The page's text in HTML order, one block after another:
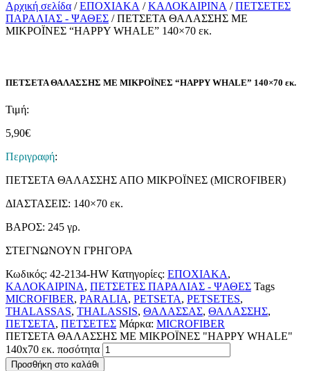
Αρχική σελίδα /ΕΠΟΧΙΑΚΑ /ΚΑΛΟΚΑΙΡΙΝΑ /ΠΕΤΣΕΤΕΣ
ΠΑΡΑΛΙΑΣ - ΨΑΘΕΣ / ΠΕΤΣΕΤΑ ΘΑΛΑΣΣΗΣ ΜΕ
ΜΙΚΡΟΪΝΕΣ “HAPPY WHALE” 140×70 εκ.
ΠΕΤΣΕΤΑ ΘΑΛΑΣΣΗΣ ΜΕ ΜΙΚΡΟΪΝΕΣ “HAPPY WHALE” 140×70 εκ.
Τιμή:
5,90€
Περιγραφή:
ΠΕΤΣΕΤΑ ΘΑΛΑΣΣΗΣ ΑΠΟ ΜΙΚΡΟΪΝΕΣ (MICROFIBER)
ΔΙΑΣΤΑΣΕΙΣ: 140×70 εκ.
ΒΑΡΟΣ: 245 γρ.
ΣΤΕΓΝΩΝΟΥΝ ΓΡΗΓΟΡΑ
Κωδικός: 42-2134-HW Κατηγορίες: ΕΠΟΧΙΑΚΑ,
ΚΑΛΟΚΑΙΡΙΝΑ, ΠΕΤΣΕΤΕΣ ΠΑΡΑΛΙΑΣ - ΨΑΘΕΣ Tags
MICROFIBER, PARALIA, PETSETA, PETSETES,
THALASSAS, THALASSIS, ΘΑΛΑΣΣAΣ, ΘΑΛΑΣΣΗΣ,
ΠΕΤΣΕΤΑ, ΠΕΤΣΕΤΕΣ Μάρκα: MICROFIBER
ΠΕΤΣΕΤΑ ΘΑΛΑΣΣΗΣ ΜΕ ΜΙΚΡΟΪΝΕΣ "HAPPY WHALE"
140x70 εκ. ποσότητα
Προσθήκη στο καλάθι